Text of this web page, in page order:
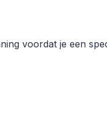
voordat je een